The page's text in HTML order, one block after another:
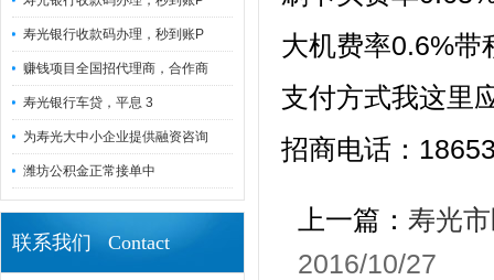
寿光银行收款码办理，秒到账P
赚钱项目全国招代理商，合作商
寿光银行车贷，平息 3
为寿光大中小企业提供融资咨询
潍坊公积金正常接单中
联系我们 Contact
大机费率0.6%带
支付方式我这里
招商电话：
上一篇： 寿光
2016/10/27